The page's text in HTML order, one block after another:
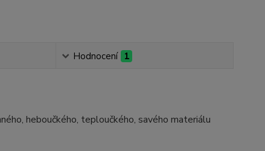
Hodnocení 1
heboučkého, teploučkého, savého materiálu